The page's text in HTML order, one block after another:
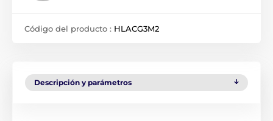
Código del producto : HLACG3M2
Descripción y parámetros